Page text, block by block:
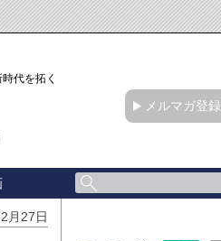
代を拓く
メルマガ登録
月27日